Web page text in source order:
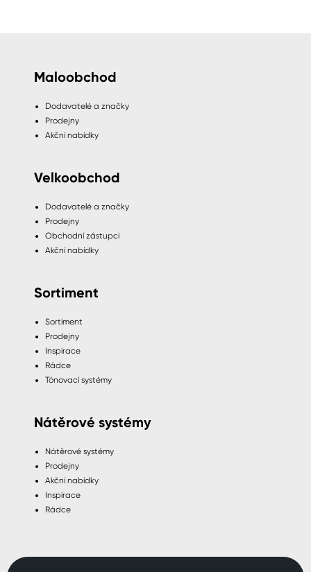
Maloobchod
Dodavatelé a značky
Prodejny
Akční nabídky
Velkoobchod
Dodavatelé a značky
Prodejny
Obchodní zástupci
Akční nabídky
Sortiment
Sortiment
Prodejny
Inspirace
Rádce
Tónovací systémy
Nátěrové systémy
Nátěrové systémy
Prodejny
Akční nabídky
Inspirace
Rádce